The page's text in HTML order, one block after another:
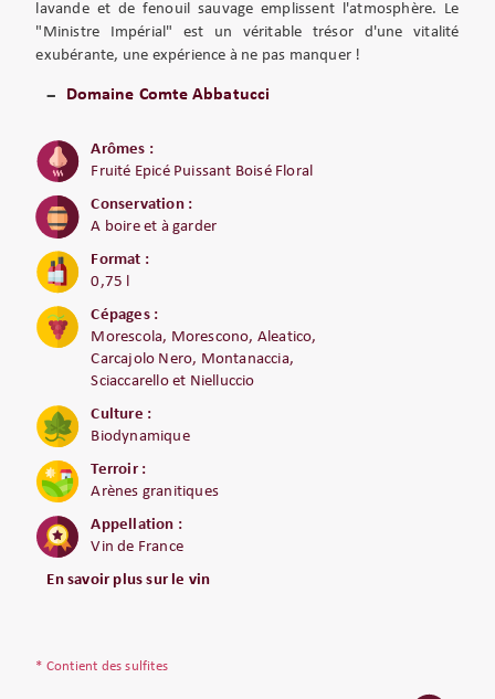
lavande et de fenouil sauvage emplissent l'atmosphère. Le
"Ministre Impérial" est un véritable trésor d'une vitalité
exubérante, une expérience à ne pas manquer !
Domaine Comte Abbatucci
Arômes :
Fruité Epicé Puissant Boisé Floral
Conservation :
A boire et à garder
Format :
0,75 l
Cépages :
Morescola, Morescono, Aleatico,
Carcajolo Nero, Montanaccia,
Sciaccarello et Nielluccio
Culture :
Biodynamique
Terroir :
Arènes granitiques
Appellation :
Vin de France
En savoir plus sur le vin
* Contient des sulfites